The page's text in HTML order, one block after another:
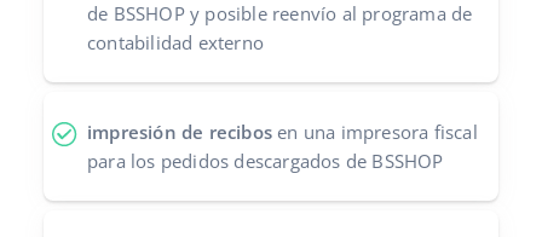
de BSSHOP y posible reenvío al programa de
contabilidad externo
impresión de recibos en una impresora fiscal
para los pedidos descargados de BSSHOP